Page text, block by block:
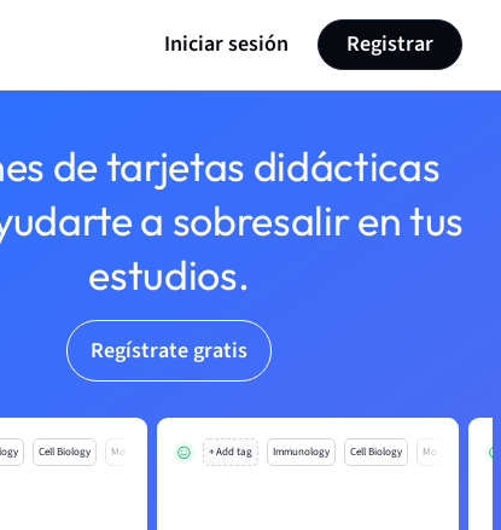
Iniciar sesión Registrar
de tarjetas didácticas
a sobresalir en tus
estudios.
Regístrate gratis
Cell Biology Mo + Add tag Immunology Cell Biology Mo